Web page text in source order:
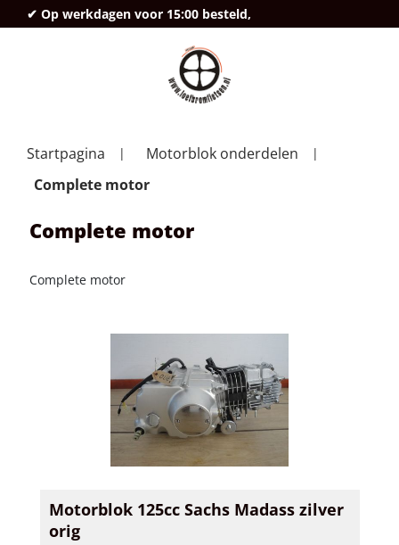
✔ Op werkdagen voor 15:00 besteld,
Startpagina
Motorblok onderdelen
Complete motor
Complete motor
Complete motor
Motorblok 125cc Sachs Madass zilver
orig